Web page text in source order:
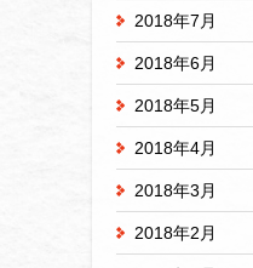
2018年7月
2018年6月
2018年5月
2018年4月
2018年3月
2018年2月